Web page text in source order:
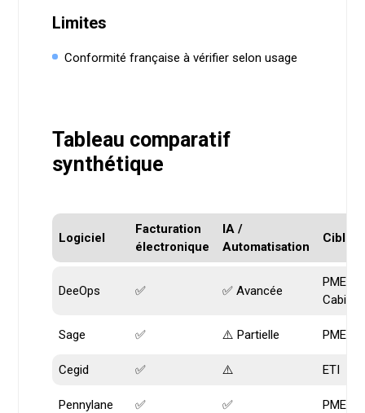
Limites
Conformité française à vérifier selon usage
Tableau comparatif
synthétique
Logiciel
Facturation
électronique
IA /
Automatisation
Cible
DeeOps ✅ ✅ Avancée
PME /
Sage ✅ ⚠️ Partielle PME /
Cegid ✅ ⚠️ ETI
Pennylane ✅ ✅ PME